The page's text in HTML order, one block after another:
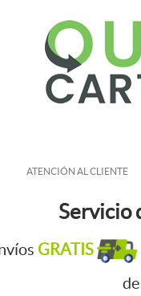
ATENCIÓN AL CLIENTE
Servicio
GRATIS
de